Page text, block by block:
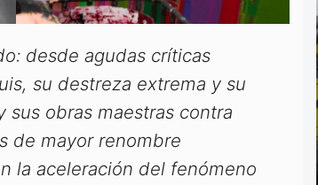
desde agudas críticas
su destreza extrema y su
obras maestras contra
de mayor renombre
la aceleración del fenómeno